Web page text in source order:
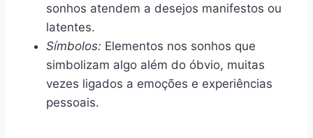
sonhos atendem a desejos manifestos ou
latentes.
Símbolos: Elementos nos sonhos que
simbolizam algo além do óbvio, muitas
vezes ligados a emoções e experiências
pessoais.